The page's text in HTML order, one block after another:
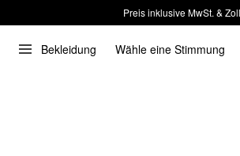
Preis inklusive MwSt. &
Bekleidung Wähle eine Stimmung